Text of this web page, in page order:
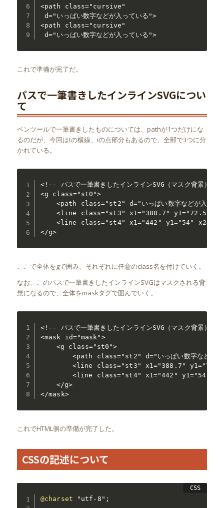
<path class="cursive"
d="いっぱい数字などが入っている">
<path class="cursive"
d="いっぱい数字などが入っている">
これで準備が完了だ。
パスで一筆書きしたインラインSVGについ
て
ペンツールで一筆書きしたものについては、pathが1つだけにな
るのだが、今回はtの横線、iの点部分もあるので、全部で3つに分
かれている。
<!-- パスで一筆書きしたインラインSVG（マスク背景） --
<g class="st0">
	<path class="st2" d="いっぱい数字などが入っている">
	<line class="st3" x1="388.7" y1="72.5" x2=“425" y2="72.5" />
	<line class="st4" x1="442" y1="54" x2="455" y2="54" />
</g>
ここで全体をgで囲み、それぞれに任意のclass名を付けていく。
なお、このパスで一筆書きしたインラインSVGはマスクされる背
景になるので、全体をmaskタグで囲んでいく。
<!-- パスで一筆書きしたインラインSVG（マスク背景） --
<mask id="mask">
	<g class="st0">
		<path class="st2" d="いっぱい数字などが入っている">
		<line class="st3" x1="388.7" y1="72.5" x2=“425" y2="72.5" />
		<line class="st4" x1="442" y1="54" x2="455" y2="54" />
	</g>
</mask>
これでHTML側の準備が完了した。
CSSの記述について
@charset "utf-8" ;